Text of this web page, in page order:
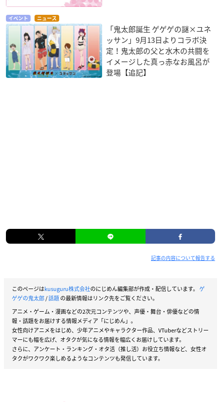
イベント ニュース
「鬼太郎誕生 ゲゲゲの謎×ユネ
ッサン」9月13日よりコラボ決
定！鬼太郎の父と水木の共闘を
イメージした真っ赤なお風呂が
登場【追記】
記事の内容について報告する
このページはkusuguru株式会社のにじめん編集部が作成・配信しています。 ゲ
ゲゲの鬼太郎/話題の最新情報はリンク先をご覧ください。
アニメ・ゲーム・漫画などの2次元コンテンツや、声優・舞台・俳優などの情
報・話題をお届けする情報メディア「にじめん」。
女性向けアニメをはじめ、少年アニメやキャラクター作品、VTuberなどストリー
マーにも幅を広げ、オタクが気になる情報を幅広くお届けしています。
さらに、アンケート・ランキング・オタ活（推し活）お役立ち情報など、女性オ
タクがワクワク楽しめるようなコンテンツも発信しています。